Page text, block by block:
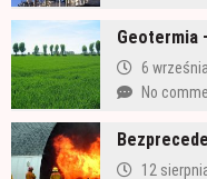
Geotermia
6
No
12